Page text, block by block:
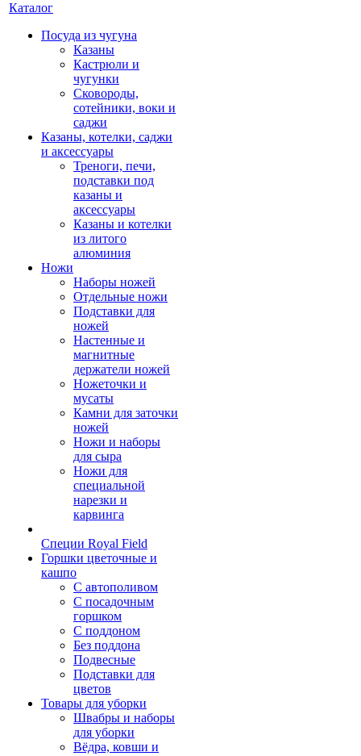
Каталог
Посуда из чугуна
Казаны
Кастрюли и
чугунки
Сковороды,
сотейники, воки и
саджи
Казаны, котелки, саджи
и аксессуары
Треноги, печи,
подставки под
казаны и
аксессуары
Казаны и котелки
из литого
алюминия
Ножи
Наборы ножей
Отдельные ножи
Подставки для
ножей
Настенные и
магнитные
держатели ножей
Ножеточки и
мусаты
Камни для заточки
ножей
Ножи и наборы
для сыра
Ножи для
специальной
нарезки и
карвинга
Специи Royal Field
Горшки цветочные и
кашпо
С автополивом
С посадочным
горшком
С поддоном
Без поддона
Подвесные
Подставки для
цветов
Товары для уборки
Швабры и наборы
для уборки
Вёдра, ковши и